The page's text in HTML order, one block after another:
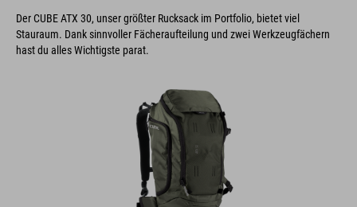
Der CUBE ATX 30, unser größter Rucksack im Portfolio, bietet viel
Stauraum. Dank sinnvoller Fächeraufteilung und zwei Werkzeugfächern
hast du alles Wichtigste parat.